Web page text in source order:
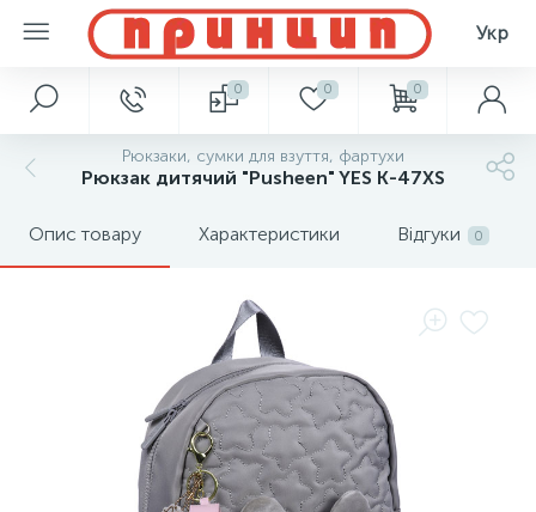
Укр
0 0 0
Рюкзаки, сумки для взуття, фартухи
Рюкзак дитячий "Pusheen" YES K-47XS
Опис товару Характеристики Відгуки 0